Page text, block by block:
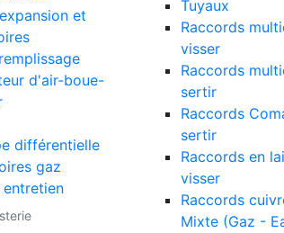
et
d'air-boue-
différentielle
gaz
Tuyaux
Raccords
visser
Raccords
sertir
Raccords
sertir
Raccords en
visser
Raccords
Mixte (Gaz -